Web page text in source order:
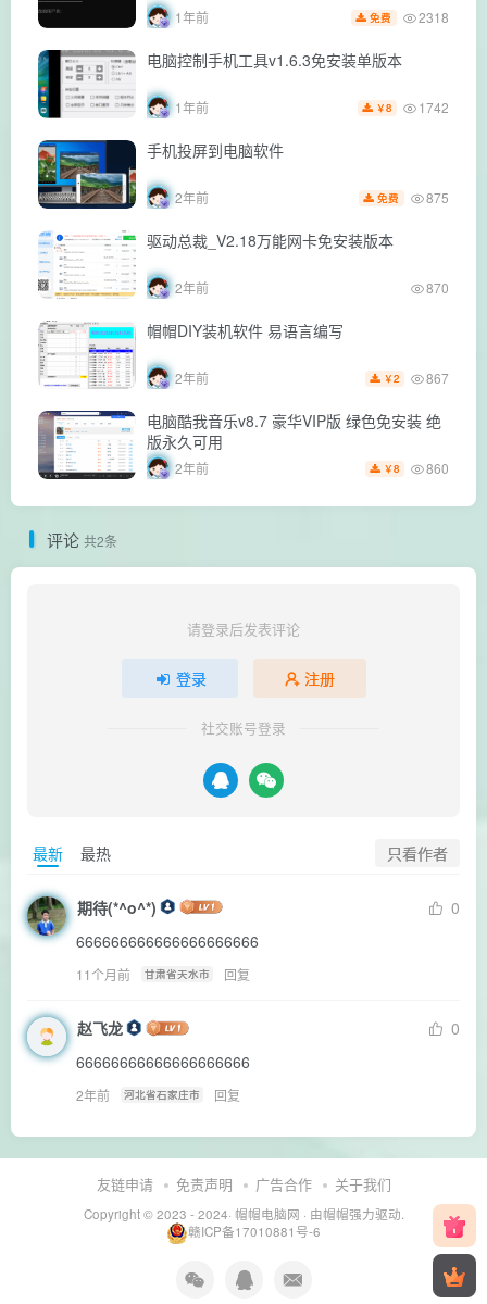
1年前 免费 2318
电脑控制手机工具v1.6.3免安装单版本
1年前 ￥8 1742
手机投屏到电脑软件
2年前 免费 875
驱动总裁_V2.18万能网卡免安装版本
2年前 870
帽帽DIY装机软件 易语言编写
2年前 ￥2 867
电脑酷我音乐v8.7 豪华VIP版 绿色免安装 绝
版永久可用
2年前 ￥8 860
评论 共2条
请登录后发表评论
登录 注册
社交账号登录
最新 最热 只看作者
期待(*^o^*)
0
666666666666666666666
11个月前 甘肃省天水市 回复
赵飞龙
0
66666666666666666666
2年前 河北省石家庄市 回复
友链申请 免责声明 广告合作 关于我们
Copyright © 2023 - 2024· 帽帽电脑网 · 由帽帽强力驱动.
赣ICP备17010881号-6